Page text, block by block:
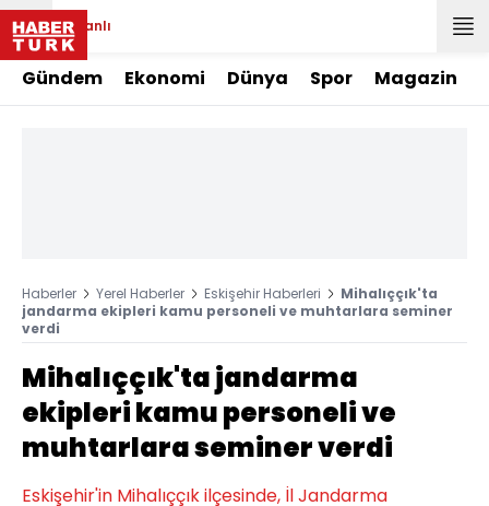
Canlı
Gündem Ekonomi Dünya Spor Magazin
Haberler Yerel Haberler Eskişehir Haberleri
Mihalıççık'ta
jandarma ekipleri kamu personeli ve muhtarlara seminer
verdi
Mihalıççık'ta jandarma
ekipleri kamu personeli ve
muhtarlara seminer verdi
Eskişehir'in Mihalıççık ilçesinde, İl Jandarma